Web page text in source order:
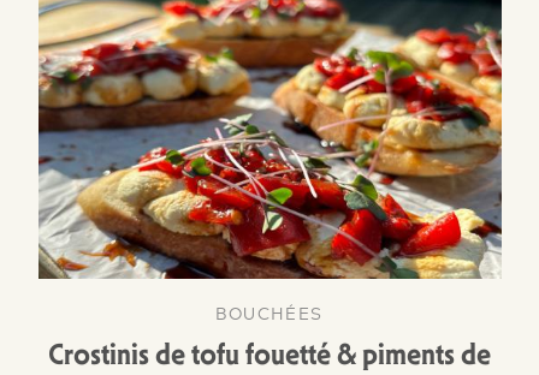
BOUCHÉES
Crostinis de tofu fouetté & piments de